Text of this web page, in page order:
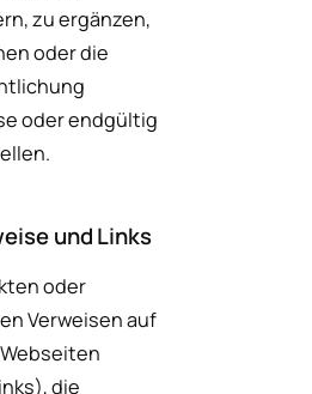
zu ergänzen,
oder die
oder endgültig
und Links
oder
Verweisen auf
die